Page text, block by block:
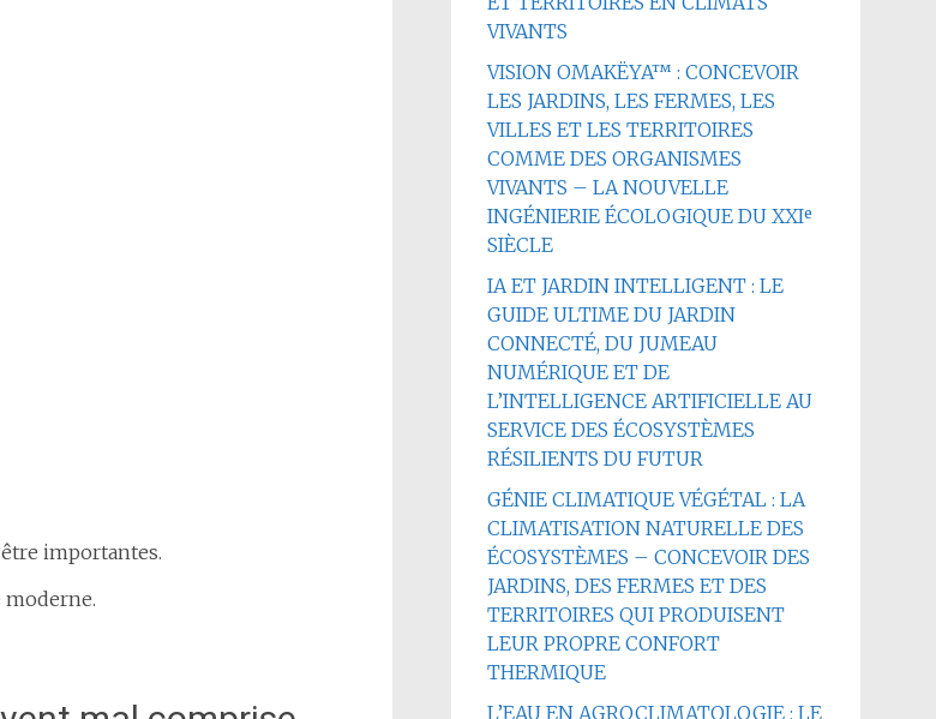
importantes.
moderne.
VIVANTS
VISION OMAKËYA™ : CONCEVOIR
LES JARDINS, LES FERMES, LES
VILLES ET LES TERRITOIRES
COMME DES ORGANISMES
VIVANTS – LA NOUVELLE
INGÉNIERIE ÉCOLOGIQUE DU XXIᵉ
SIÈCLE
IA ET JARDIN INTELLIGENT : LE
GUIDE ULTIME DU JARDIN
CONNECTÉ, DU JUMEAU
NUMÉRIQUE ET DE
L’INTELLIGENCE ARTIFICIELLE AU
SERVICE DES ÉCOSYSTÈMES
RÉSILIENTS DU FUTUR
GÉNIE CLIMATIQUE VÉGÉTAL : LA
CLIMATISATION NATURELLE DES
ÉCOSYSTÈMES – CONCEVOIR DES
JARDINS, DES FERMES ET DES
TERRITOIRES QUI PRODUISENT
LEUR PROPRE CONFORT
THERMIQUE
L’EAU EN AGROCLIMATOLOGIE : LE